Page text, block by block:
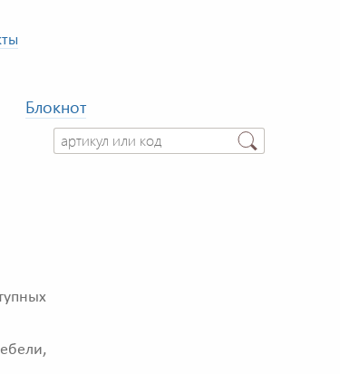
Блокнот